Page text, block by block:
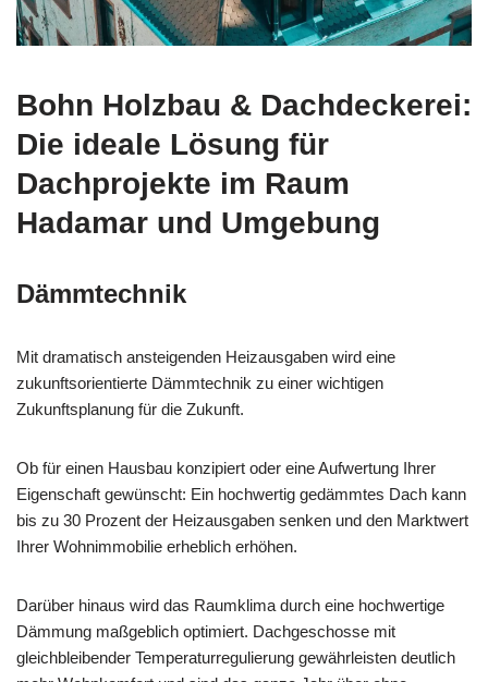
Bohn Holzbau & Dachdeckerei:
Die ideale Lösung für
Dachprojekte im Raum
Hadamar und Umgebung
Dämmtechnik
Mit dramatisch ansteigenden Heizausgaben wird eine
zukunftsorientierte Dämmtechnik zu einer wichtigen
Zukunftsplanung für die Zukunft.
Ob für einen Hausbau konzipiert oder eine Aufwertung Ihrer
Eigenschaft gewünscht: Ein hochwertig gedämmtes Dach kann
bis zu 30 Prozent der Heizausgaben senken und den Marktwert
Ihrer Wohnimmobilie erheblich erhöhen.
Darüber hinaus wird das Raumklima durch eine hochwertige
Dämmung maßgeblich optimiert. Dachgeschosse mit
gleichbleibender Temperaturregulierung gewährleisten deutlich